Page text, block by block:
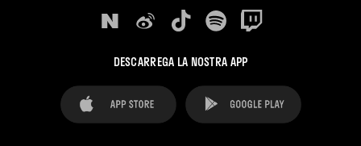
DESCARREGA LA NOSTRA APP